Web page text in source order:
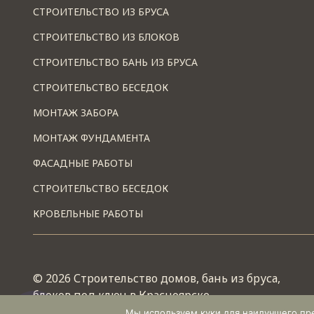
СТРОИТЕЛЬСТВО ИЗ БРУСА
СТРОИТЕЛЬСТВО ИЗ БЛОКОВ
СТРОИТЕЛЬСТВО БАНЬ ИЗ БРУСА
СТРОИТЕЛЬСТВО БЕСЕДОК
МОНТАЖ ЗАБОРА
МОНТАЖ ФУНДАМЕНТА
ФАСАДНЫЕ РАБОТЫ
СТРОИТЕЛЬСТВО БЕСЕДОК
КРОВЕЛЬНЫЕ РАБОТЫ
© 2026 Строительство домов, бань из бруса,
блоков под ключ в Красноярске